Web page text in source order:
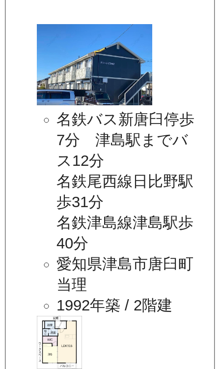
名鉄バス新唐臼停歩
7分 津島駅までバ
ス12分
名鉄尾西線日比野駅
歩31分
名鉄津島線津島駅歩
40分
愛知県津島市唐臼町
当理
1992年築 / 2階建